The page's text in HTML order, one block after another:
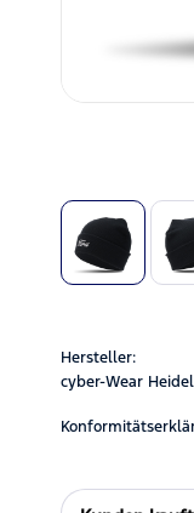
Hersteller:
cyber-Wear